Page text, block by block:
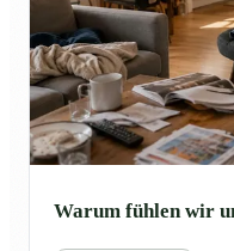
Warum fühlen wir